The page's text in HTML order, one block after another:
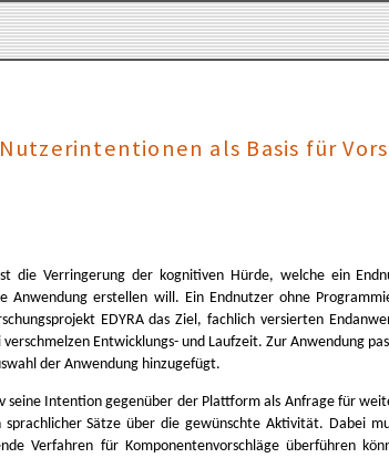
als Basis für
die Verringerung der kognitiven Hürde, welche ein
Anwendung erstellen will. Ein Endnutzer ohne
EDYRA das Ziel, fachlich versierten
Entwicklungs- und Laufzeit. Zur Anwendung
der Anwendung hinzugefügt.
Intention gegenüber der Plattform als Anfrage für
sprachlicher Sätze über die gewünschte Aktivität. Dabei
Verfahren für Komponentenvorschläge überführen